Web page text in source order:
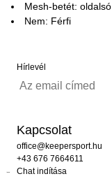
Mesh-betét: oldalsó
Nem: Férfi
Hírlevél
Kapcsolat
office@keepersport.hu
+43 676 7664611
Chat indítása